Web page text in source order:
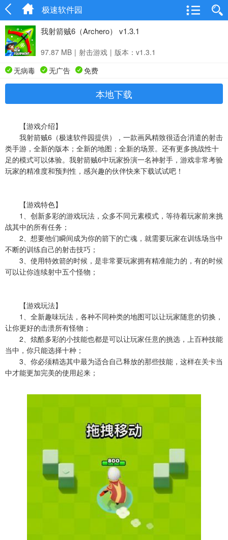
极速软件园
我射箭贼6（Archero） v1.3.1
97.87 MB | 射击游戏 | 版本：v1.3.1
无病毒
无广告 免费
本地下载
【游戏介绍】
我射箭贼6（极速软件园提供），一款画风精致很适合消遣的射击
类手游，全新的版本；全新的地图；全新的场景。还有更多挑战性十
足的模式可以体验。我射箭贼6中玩家扮演一名神射手，游戏非常考验
玩家的精准度和预判性，感兴趣的伙伴快来下载试试吧！
【游戏特色】
1、创新多彩的游戏玩法，众多不同元素模式，等待着玩家前来挑
战其中的所有任务；
2、想要他们瞬间成为你的箭下的亡魂，就需要玩家在训练场当中
不断的训练自己的射击技巧；
3、使用特效箭的时候，是非常要玩家拥有精准能力的，有的时候
可以让你连续射中五个怪物；
【游戏玩法】
1、全新趣味玩法，各种不同种类的地图可以让玩家随意的切换，
让你更好的击溃所有怪物；
2、炫酷多彩的小技能也都是可以让玩家任意的挑选，上百种技能
当中，你只能选择十种；
3、你必须精选其中最为适合自己释放的那些技能，这样在关卡当
中才能更加完美的使用起来；